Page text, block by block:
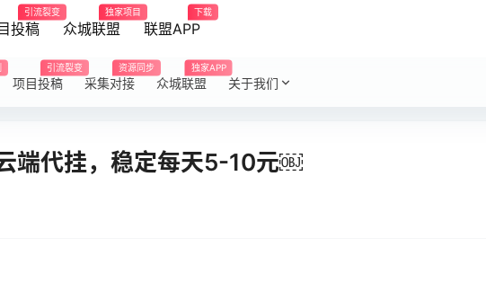
投稿
引流裂变
众城联盟
独家项目
联盟APP
下载
项目投稿
引流裂变
采集对接
资源同步
众城联盟
独家APP
关于我们
端代挂，稳定每天5-10元￼